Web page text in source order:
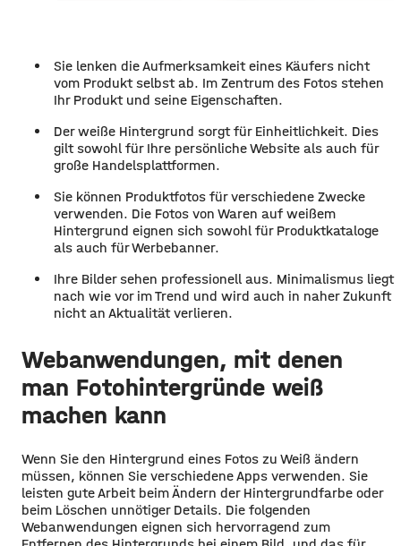
Sie lenken die Aufmerksamkeit eines Käufers nicht
vom Produkt selbst ab. Im Zentrum des Fotos stehen
Ihr Produkt und seine Eigenschaften.
Der weiße Hintergrund sorgt für Einheitlichkeit. Dies
gilt sowohl für Ihre persönliche Website als auch für
große Handelsplattformen.
Sie können Produktfotos für verschiedene Zwecke
verwenden. Die Fotos von Waren auf weißem
Hintergrund eignen sich sowohl für Produktkataloge
als auch für Werbebanner.
Ihre Bilder sehen professionell aus. Minimalismus liegt
nach wie vor im Trend und wird auch in naher Zukunft
nicht an Aktualität verlieren.
Webanwendungen, mit denen
man Fotohintergründe weiß
machen kann
Wenn Sie den Hintergrund eines Fotos zu Weiß ändern
müssen, können Sie verschiedene Apps verwenden. Sie
leisten gute Arbeit beim Ändern der Hintergrundfarbe oder
beim Löschen unnötiger Details. Die folgenden
Webanwendungen eignen sich hervorragend zum